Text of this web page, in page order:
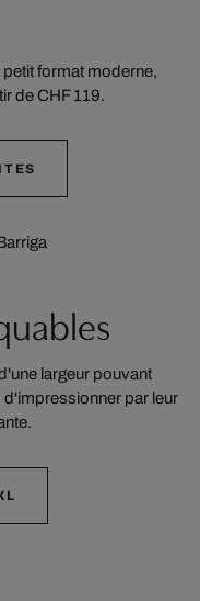
format moderne,
de CHF 119.
largeur pouvant
par leur